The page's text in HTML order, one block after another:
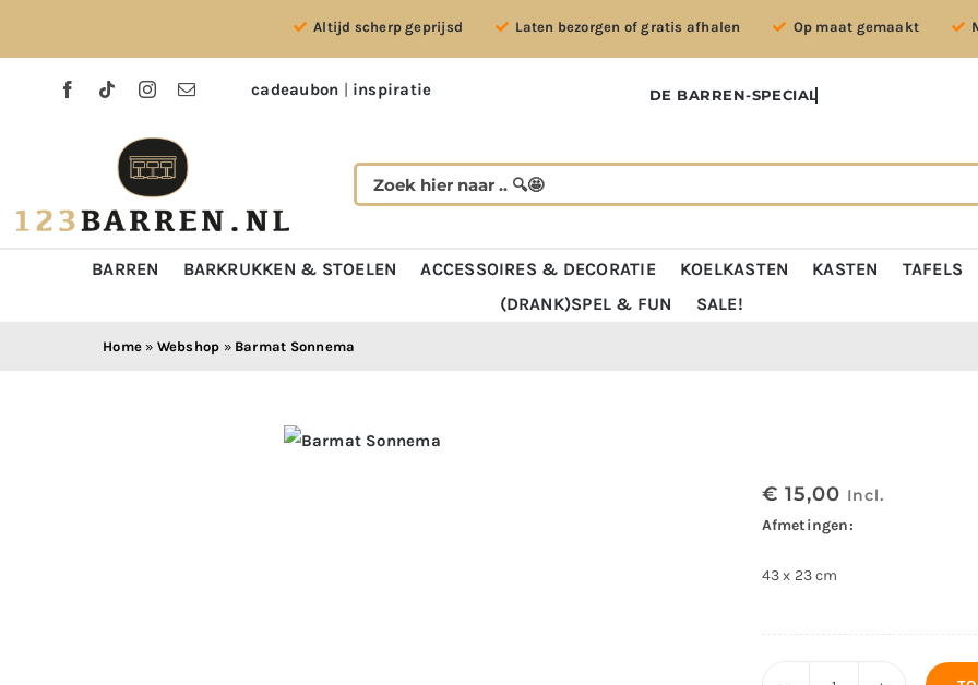
Altijd scherp geprijsd Laten bezorgen of gratis afhalen Op maat gemaakt
cadeaubon | inspiratie
BARREN BARKRUKKEN & STOELEN ACCESSOIRES & DECORATIE KOELKASTEN KASTEN TAFELS
(DRANK)SPEL & FUN
SALE!
Home » Webshop » Barmat Sonnema
€ 15,00 Incl.
Afmetingen:
43 x 23 cm